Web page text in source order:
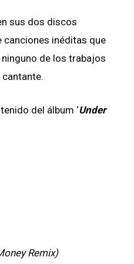
sus dos discos
canciones inéditas que
de los trabajos
del álbum ‘Under
Remix)